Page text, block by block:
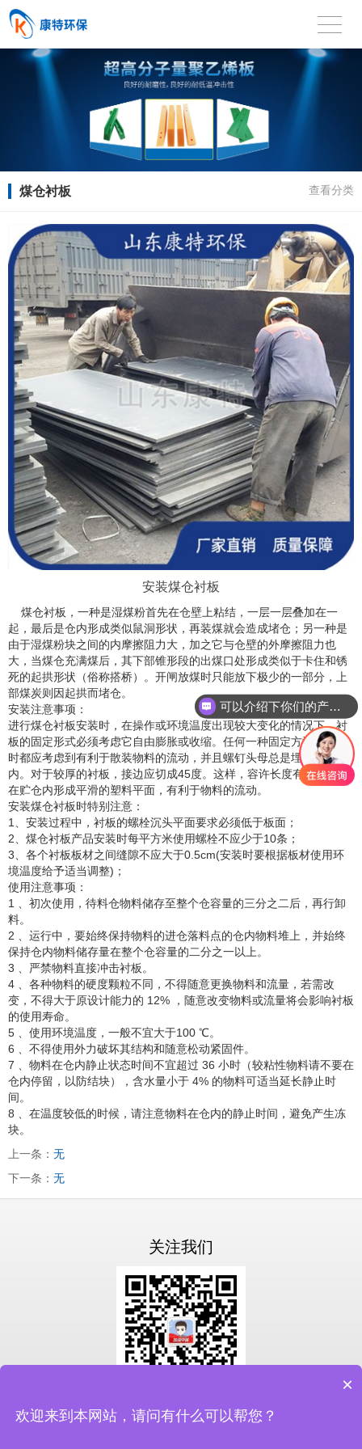
煤仓衬板 查看分类
安装煤仓衬板
煤仓衬板，一种是湿煤粉首先在仓壁上粘结，一层一层叠加在一
起，最后是仓内形成类似鼠洞形状，再装煤就会造成堵仓；另一种是
由于湿煤粉块之间的内摩擦阻力大，加之它与仓壁的外摩擦阻力也
大，当煤仓充满煤后，其下部锥形段的出煤口处形成类似于卡住和锈
死的起拱形状（俗称搭桥）。开闸放煤时只能放下极少的一部分，上
部煤炭则因起拱而堵仓。
安装注意事项：
进行煤仓衬板安装时，在操作或环境温度出现较大变化的情况下，衬
板的固定形式必须考虑它自由膨胀或收缩。任何一种固定方法，设计
时都应考虑到有利于散装物料的流动，并且螺钉头母总是埋入衬板
内。对于较厚的衬板，接边应切成45度。这样，容许长度有变化，并
在贮仓内形成平滑的塑料平面，有利于物料的流动。
安装煤仓衬板时特别注意：
1、安装过程中，衬板的螺栓沉头平面要求必须低于板面；
2、煤仓衬板产品安装时每平方米使用螺栓不应少于10条；
3、各个衬板板材之间缝隙不应大于0.5cm(安装时要根据板材使用环
境温度给予适当调整)；
使用注意事项：
1 、初次使用，待料仓物料储存至整个仓容量的三分之二后，再行卸
料。
2 、运行中，要始终保持物料的进仓落料点的仓内物料堆上，并始终
保持仓内物料储存量在整个仓容量的二分之一以上。
3 、严禁物料直接冲击衬板。
4 、各种物料的硬度颗粒不同，不得随意更换物料和流量，若需改
变，不得大于原设计能力的 12% ，随意改变物料或流量将会影响衬板
的使用寿命。
5 、使用环境温度，一般不宜大于100 ℃。
6 、不得使用外力破坏其结构和随意松动紧固件。
7 、物料在仓内静止状态时间不宜超过 36 小时（较粘性物料请不要在
仓内停留，以防结块），含水量小于 4% 的物料可适当延长静止时
间。
8 、在温度较低的时候，请注意物料在仓内的静止时间，避免产生冻
块。
上一条： 无
下一条： 无
关注我们
扫一扫关注我们
可以介绍下你们的产品么？
你们是怎么收费的呢？
×
欢迎来到本网站，请问有什么可以帮您？